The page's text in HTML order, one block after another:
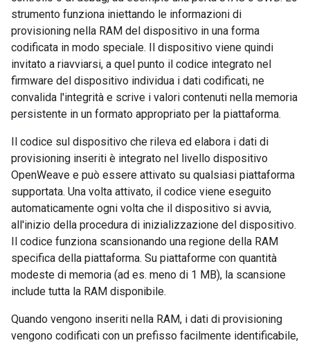
strumento funziona iniettando le informazioni di
provisioning nella RAM del dispositivo in una forma
codificata in modo speciale. Il dispositivo viene quindi
invitato a riavviarsi, a quel punto il codice integrato nel
firmware del dispositivo individua i dati codificati, ne
convalida l'integrità e scrive i valori contenuti nella memoria
persistente in un formato appropriato per la piattaforma.
Il codice sul dispositivo che rileva ed elabora i dati di
provisioning inseriti è integrato nel livello dispositivo
OpenWeave e può essere attivato su qualsiasi piattaforma
supportata. Una volta attivato, il codice viene eseguito
automaticamente ogni volta che il dispositivo si avvia,
all'inizio della procedura di inizializzazione del dispositivo.
Il codice funziona scansionando una regione della RAM
specifica della piattaforma. Su piattaforme con quantità
modeste di memoria (ad es. meno di 1 MB), la scansione
include tutta la RAM disponibile.
Quando vengono inseriti nella RAM, i dati di provisioning
vengono codificati con un prefisso facilmente identificabile,